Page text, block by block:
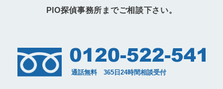
PIO探偵事務所までご相談下さい。